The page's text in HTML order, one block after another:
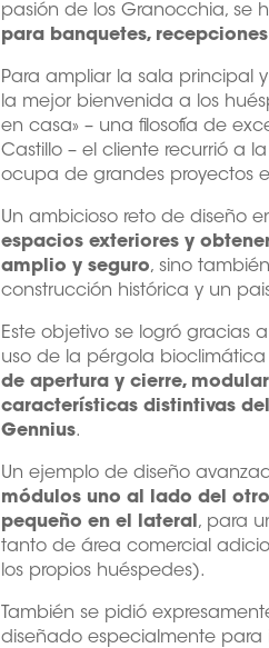
pasión de los Granocchia, se
para banquetes,
Para ampliar la sala principal
la mejor bienvenida a los
en casa» – una filosofía de
Castillo – el cliente recurrió a
ocupa de grandes proyectos
Un ambicioso reto de diseño
espacios exteriores y
amplio y seguro, sino
construcción histórica y un
Este objetivo se logró gracias
uso de la pérgola bioclimática
de apertura y cierre,
características distintivas
Gennius.
Un ejemplo de diseño
módulos uno al lado del
pequeño en el lateral , para
tanto de área comercial
los propios huéspedes).
También se pidió
diseñado especialmente